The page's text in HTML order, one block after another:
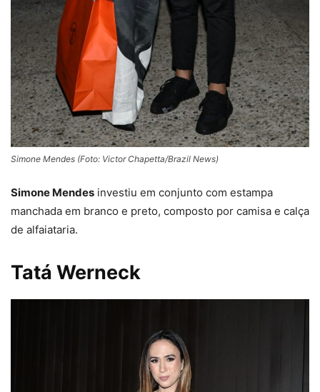
Simone Mendes (Foto: Victor Chapetta/Brazil News)
Simone Mendes investiu em conjunto com estampa
manchada em branco e preto, composto por camisa e calça
de alfaiataria.
Tatá Werneck